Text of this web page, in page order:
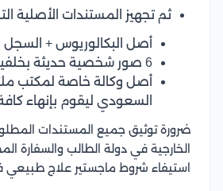
ثم تجهيز المستندات الأصلية
أصل البكالوريوس + السجل
6 صور شخصية حديثة بخلفية بيضاء.
أصل وكالة خاصة لمكتب
السعودي ليقوم بإنهاء
ضرورة توثيق جميع المستندات
الخارجية في دولة الطالب والسفارة
استيفاء شروط ماجستير علاج